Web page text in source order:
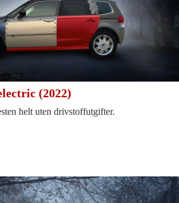
(2022)
helt uten drivstoffutgifter.